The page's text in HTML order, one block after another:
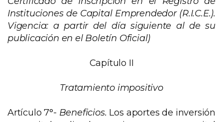
Instituciones de Capital Emprendedor (R.I.C.E.).
Vigencia: a partir del día siguiente al de su
publicación en el Boletín Oficial)
Capítulo II
Tratamiento impositivo
Artículo 7°- Beneficios. Los aportes de inversión